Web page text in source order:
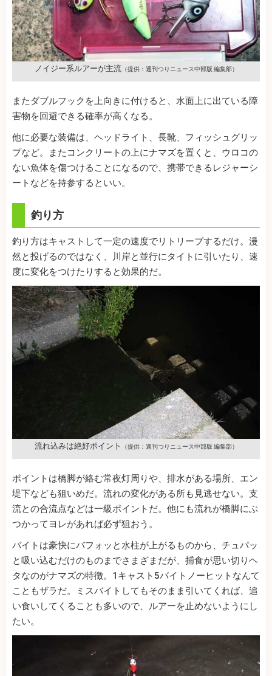
ノイジー系ルアーが主流（提供：週刊つりニュース中部版 編集部）
またダブルフックを上向きに付けると、水面上に出ている障
害物を回避できる確率が高くなる。
他に必要な装備は、ヘッドライト、長靴、フィッシュグリッ
プなど。またコンクリートの上にナマズを置くと、ウロコの
ない魚体を傷つけることになるので、携帯できるレジャーシ
ートなどを持参するといい。
釣り方
釣り方はキャストして一定の速度でリトリーブするだけ。漫
然と投げるのではなく、川岸と並行にタイトに引いたり、速
度に変化をつけたりすると効果的だ。
流れ込みは絶好ポイント （提供：週刊つりニュース中部版 編集部）
ポイントは橋脚が絡む常夜灯周りや、排水がある場所、エン
堤下なども狙いめだ。流れの変化がある所も見逃せない。支
流との合流点などは一級ポイントだ。他にも流れが橋脚にぶ
つかってヨレがあれば必ず狙おう。
バイトは豪快にバフォッと水柱が上がるものから、チュパッ
と吸い込むだけのものまでさまざまだが、捕食が思い切りヘ
タなのがナマズの特徴。1キャスト5バイトノーヒットなんて
こともザラだ。ミスバイトしてもそのまま引いてくれば、追
い食いしてくることも多いので、ルアーを止めないようにし
たい。